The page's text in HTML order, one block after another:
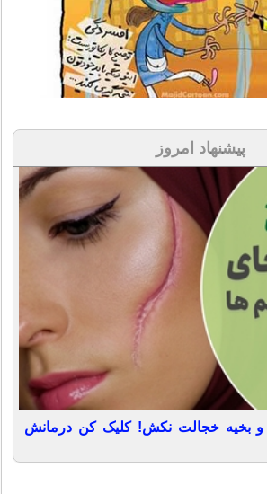
پیشنهاد امروز
و بخیه خجالت نکش! کلیک کن درمانش